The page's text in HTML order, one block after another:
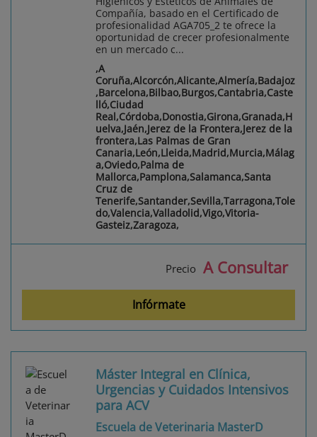
Compañía, basado en el Certificado de
profesionalidad AGA705_2 te ofrece la
oportunidad de crecer profesionalmente
en un mercado c...
,A
Coruña,Alcorcón,Alicante,Almería,Badajoz
,Barcelona,Bilbao,Burgos,Cantabria,Caste
lló,Ciudad
Real,Córdoba,Donostia,Girona,Granada,H
uelva,Jaén,Jerez de la Frontera,Jerez de la
frontera,Las Palmas de Gran
Canaria,León,Lleida,Madrid,Murcia,Málag
a,Oviedo,Palma de
Mallorca,Pamplona,Salamanca,Santa
Cruz de
Tenerife,Santander,Sevilla,Tarragona,Tole
do,Valencia,Valladolid,Vigo,Vitoria-
Gasteiz,Zaragoza,
Precio A Consultar
Infórmate
Máster Integral en Clínica,
Urgencias y Cuidados Intensivos
para ACV
Escuela de Veterinaria MasterD